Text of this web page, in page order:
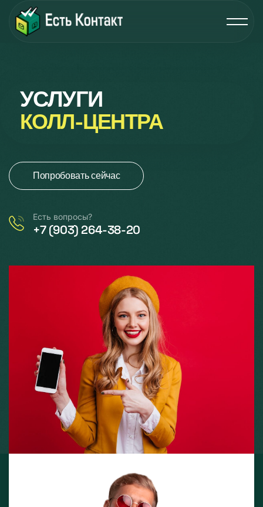
УСЛУГИ
КОЛЛ-ЦЕНТРА
Попробовать сейчас
Есть вопросы?
+7 (903) 264-38-20